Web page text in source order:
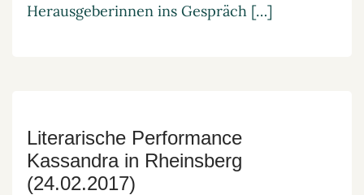
Herausgeberinnen ins Gespräch […]
Literarische Performance
Kassandra in Rheinsberg
(24.02.2017)